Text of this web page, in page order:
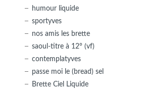
humour liquide
sportyves
nos amis les brette
saoul-titre à 12° (vf)
contemplatyves
passe moi le (bread) sel
Brette Ciel Liquide